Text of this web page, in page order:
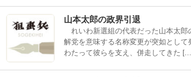
山本太郎の政界引退
れいわ新選組の代表だった山本太郎
解党を意味する名称変更が突如として
わたって彼らを支え、併走してきた